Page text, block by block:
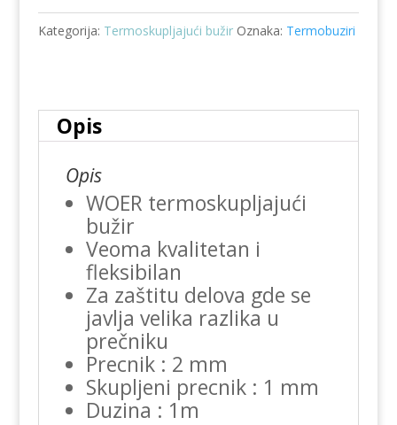
2/1
količina
Kategorija: Termoskupljajući bužir Oznaka: Termobuziri
Opis
Opis
WOER termoskupljajući
bužir
Veoma kvalitetan i
fleksibilan
Za zaštitu delova gde se
javlja velika razlika u
prečniku
Precnik : 2 mm
Skupljeni precnik : 1 mm
Duzina : 1m